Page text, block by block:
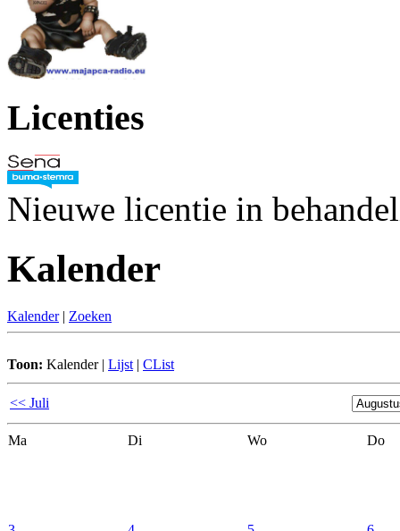
Licenties
Nieuwe licentie in
Kalender
Kalender | Zoeken
Toon: Kalender| Lijst | CList
<< Juli
Ma Di Wo Do